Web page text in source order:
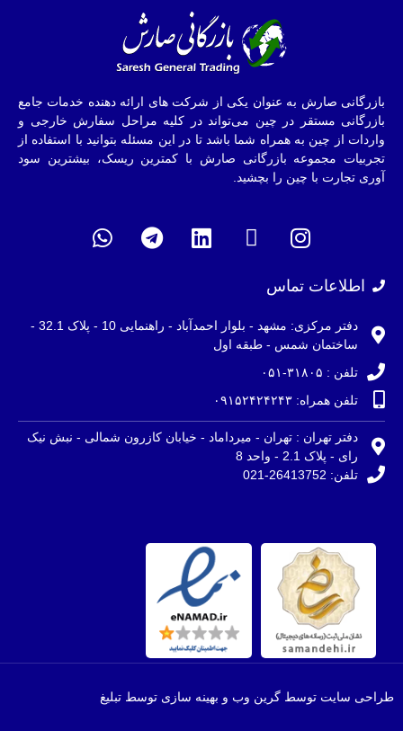
بازرگانی صارش به عنوان یکی از شرکت های ارائه دهنده خدمات جامع
بازرگانی مستقر در چین می‌تواند در کلیه مراحل سفارش خارجی و
واردات از چین به همراه شما باشد تا در این مسئله بتوانید با استفاده از
تجربیات مجموعه بازرگانی صارش با کمترین ریسک، بیشترین سود
آوری تجارت با چین را بچشید.
اطلاعات تماس
دفتر مرکزی: مشهد - بلوار احمدآباد - راهنمایی 10 - پلاک 32.1 -
ساختمان شمس - طبقه اول
تلفن : ۳۱۸۰۵-۰۵۱
تلفن همراه: ۰۹۱۵۲۴۲۴۲۴۳
دفتر تهران : تهران - میرداماد - خیابان کازرون شمالی - نبش نیک
رای - پلاک 2.1 - واحد 8
تلفن: 26413752-021
طراحی سایت توسط گرین وب و بهینه سازی توسط تبلیغ